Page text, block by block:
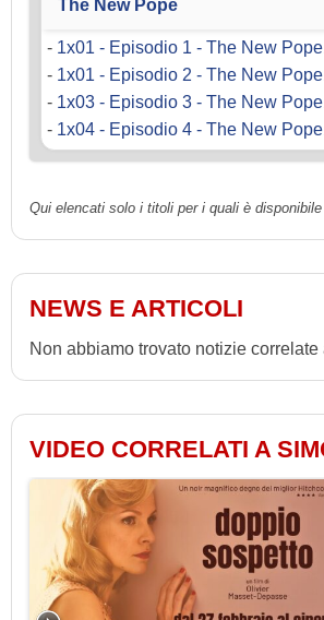
The New Pope
- 1x01 - Episodio 1 - The New Pope
- 1x01 - Episodio 2 - The New Pope
- 1x03 - Episodio 3 - The New Pope
- 1x04 - Episodio 4 - The New Pope
Qui elencati solo i titoli per i quali è
NEWS E ARTICOLI
Non abbiamo trovato notizie correlate
VIDEO CORRELATI A